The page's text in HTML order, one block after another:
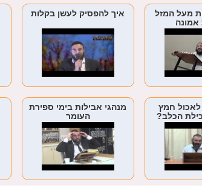
מעל המזל
אמונה
איך להפסיק לעשן בקלות
חמץ
הכלב?
מנהגי אבילות בימי ספירת
העומר